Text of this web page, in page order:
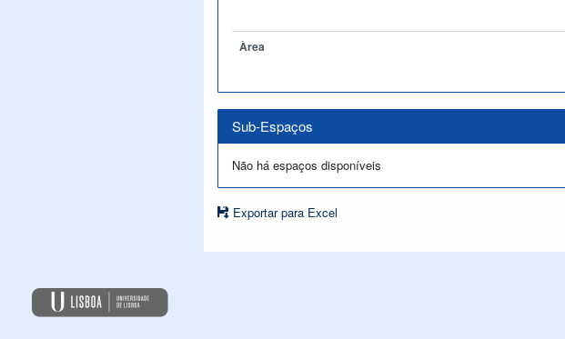
Àrea
Sub-Espaços
Não há espaços disponíveis
Exportar para Excel